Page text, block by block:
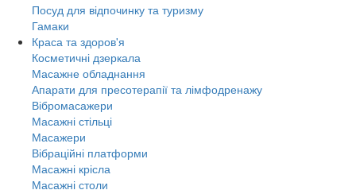
Посуд для відпочинку та туризму
Гамаки
Краса та здоров'я
Косметичні дзеркала
Масажне обладнання
Апарати для пресотерапії та лімфодренажу
Вібромасажери
Масажні стільці
Масажери
Вібраційні платформи
Масажні крісла
Масажні столи